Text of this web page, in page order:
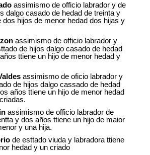
assimismo de officio labrador y de
dalgo casado de hedad de treinta y
dos hijos de menor hedad dos hijas y
assimismo de officio labrador y
de hijos dalgo casado de hedad
ttiene un hijo de menor hedad y
assimismo de oficio labrador y
de hijos dalgo cassado de hedad
años ttiene un hijo de menor hedad
assimismo de officio labrador de
y dos años ttiene un hijo de maior
y una hija.
de esttado viuda y labradora ttiene
hedad y un criado